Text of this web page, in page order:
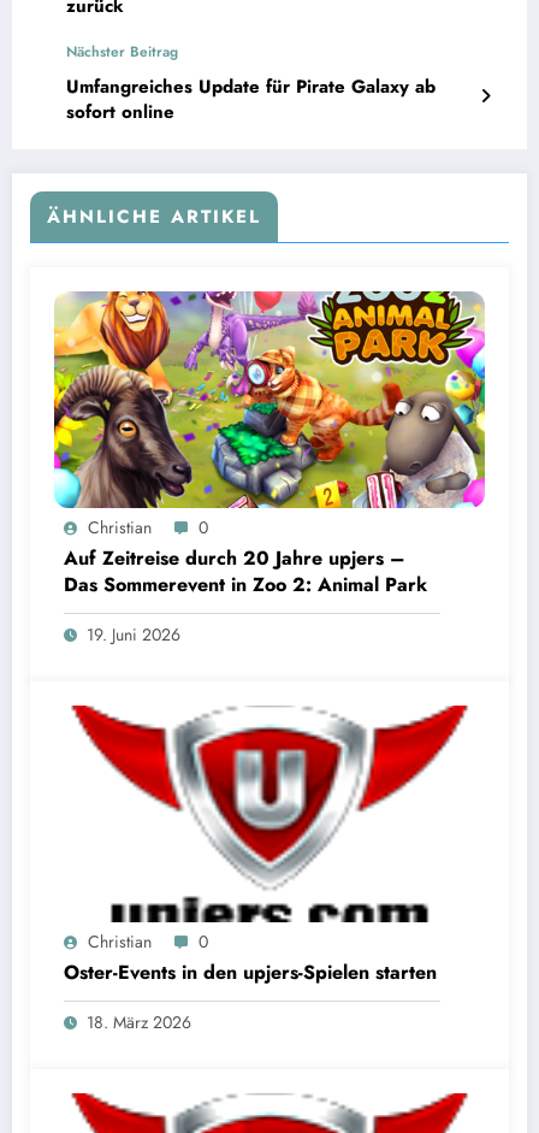
zurück
Nächster Beitrag
Umfangreiches Update für Pirate Galaxy ab
sofort online
ÄHNLICHE ARTIKEL
Christian 0
Auf Zeitreise durch 20 Jahre upjers –
Das Sommerevent in Zoo 2: Animal Park
19. Juni 2026
Christian 0
Oster-Events in den upjers-Spielen starten
18. März 2026